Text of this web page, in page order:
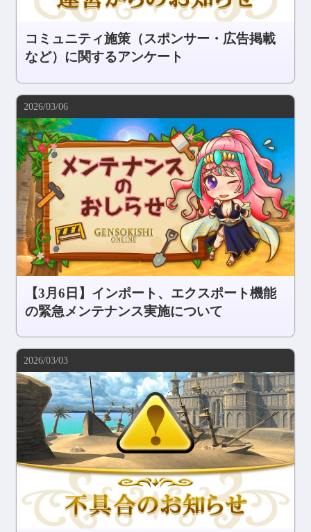
コミュニティ施策（スポンサー・広告掲載
など）に関するアンケート
2026/03/06
【3月6日】インポート、エクスポート機能
の緊急メンテナンス実施について
2026/03/03